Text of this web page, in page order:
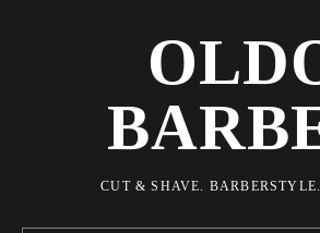
CUT & SHAVE.